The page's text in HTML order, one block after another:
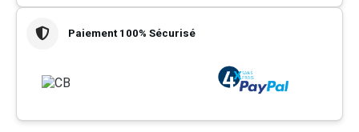
Paiement 100% Sécurisé